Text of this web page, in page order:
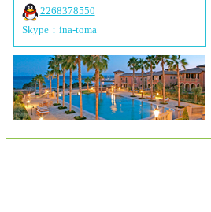
2268378550
Skype：ina-toma